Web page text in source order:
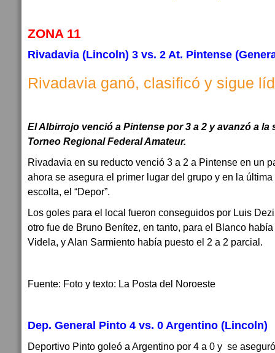
ZONA 11
Rivadavia (Lincoln) 3 vs. 2 At. Pintense
Rivadavia ganó, clasificó y sigue
El Albirrojo venció a Pintense por 3 a 2 y avanzó a
Torneo Regional Federal Amateur.
Rivadavia en su reducto venció 3 a 2 a Pintense en un
ahora se asegura el primer lugar del grupo y en la
escolta, el “Depor”.
Los goles para el local fueron conseguidos por Luis
otro fue de Bruno Benítez, en tanto, para el Blanco
Videla, y Alan Sarmiento había puesto el 2 a 2 parcial.
Fuente: Foto y texto: La Posta del Noroeste
Dep. General Pinto 4 vs. 0 Argentino (Lincoln)
Deportivo Pinto goleó a Argentino por 4 a 0 y se